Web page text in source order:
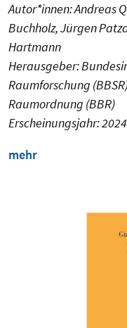
Autor*innen: Andreas
Buchholz, Jürgen
Hartmann
Herausgeber:
Raumforschung
Raumordnung (BBR)
Erscheinungsjahr: 2024
mehr